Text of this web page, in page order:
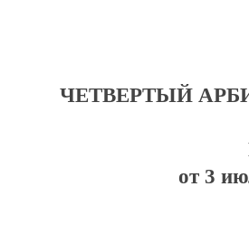
ЧЕТВЕРТЫЙ
от 3